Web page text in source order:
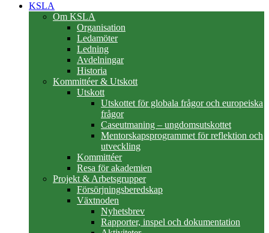
KSLA
Om KSLA
Organisation
Ledamöter
Ledning
Avdelningar
Historia
Kommittéer & Utskott
Utskott
Utskottet för globala frågor och europeiska
frågor
Caseutmaning – ungdomsutskottet
Mentorskapsprogrammet för reflektion och
utveckling
Kommittéer
Resa för akademien
Projekt & Arbetsgrupper
Försörjningsberedskap
Växtnoden
Nyhetsbrev
Rapporter, inspel och dokumentation